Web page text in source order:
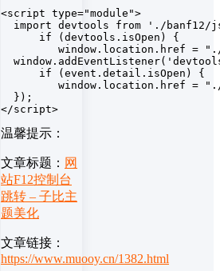
<script type="module">
import devtools from './banf12/
      if (devtools.isOpen) {
window.location.href =
      if (event.detail.isOpen) {
window.location.href =
  });
</script>
温馨提示：
文章标题： 网
站F12控制台
跳转 – 子比主
题美化
文章链接：
https://www.muooy.cn/1382.html